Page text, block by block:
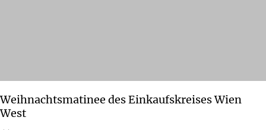
Weihnachtsmatinee des Einkaufskreises Wien
West